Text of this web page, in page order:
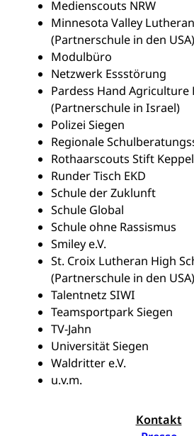
Medienscouts NRW
Minnesota Valley
(Partnerschule in den USA)
Modulbüro
Netzwerk Essstörung
Pardess Hand Agriculture
(Partnerschule in Israel)
Polizei Siegen
Regionale
Rothaarscouts Stift Keppel
Runder Tisch EKD
Schule der Zuklunft
Schule Global
Schule ohne Rassismus
Smiley e.V.
St. Croix Lutheran High
(Partnerschule in den USA)
Talentnetz SIWI
Teamsportpark Siegen
TV-Jahn
Universität Siegen
Waldritter e.V.
u.v.m.
Kontakt